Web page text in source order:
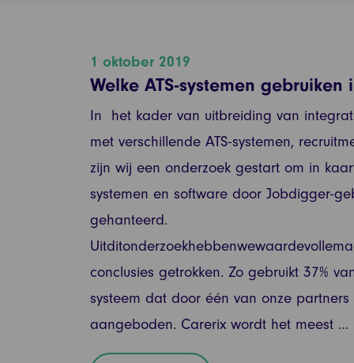
1 oktober 2019
Welke ATS-systemen gebruiken
In het kader van uitbreiding van
met verschillende ATS-systemen,
zijn wij een onderzoek gestart om in
systemen en software door Jobdigger-
gehanteerd.
conclusies getrokken. Zo gebruikt 37%
systeem dat door één van onze partners
aangeboden. Carerix wordt het meest …